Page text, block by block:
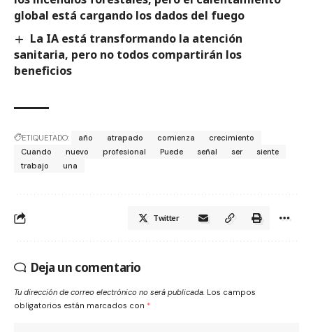
global está cargando los dados del fuego
La IA está transformando la atención
sanitaria, pero no todos compartirán los
beneficios
ETIQUETADO: año atrapado comienza
crecimiento
Cuando
nuevo profesional Puede señal ser
siente
trabajo
una
Twitter
Deja un comentario
Tu dirección de correo electrónico no será publicada. Los campos
obligatorios están marcados con *